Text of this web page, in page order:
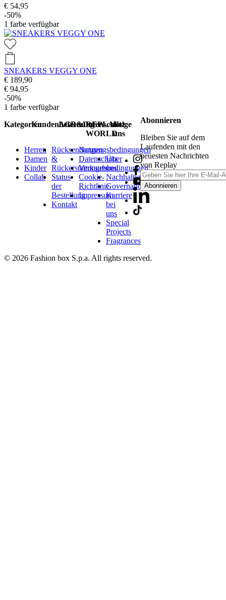
€ 54,95
-50%
1 farbe verfügbar
SNEAKERS VEGGY ONE
€ 189,90
€ 94,95
-50%
1 farbe verfügbar
Kategorien
Herren
Damen
Kinder
Collab
Kundenbetreuung
Rücksendungen
&
Rückerstattungen
Status
der
Bestellung
Kontakt
AGB&Datenschutz
Nutzungsbedingungen
Datenschutz
Verkaufsbedingungen
Cookie-
Richtlinie
Impressum
REPLAY
WORLD
Über
uns
Nachhaltigkeit
Governance
Karriere
bei
uns
Special
Projects
Fragrances
Folge
uns
Abonnieren
Bleiben Sie auf dem
Laufenden mit den
neuesten Nachrichten
von Replay
Abonnieren
© 2026 Fashion box S.p.a. All rights reserved.